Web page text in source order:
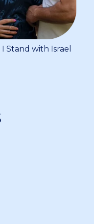
Stand with Israel